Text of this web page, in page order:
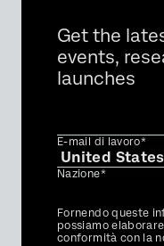
Get the
events,
launches
E-mail di lavoro*
Nazione*
Privacy
Optin
Fornendo queste
possiamo
conformità con la